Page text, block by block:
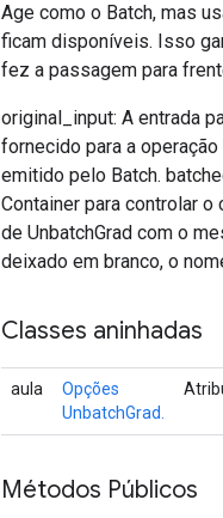
Age como o Batch, mas
ficam disponíveis. Isso
fez a passagem para
original_input: A entrada
fornecido para a
emitido pelo Batch.
Container para controlar
de UnbatchGrad com o
deixado em branco, o
Classes aninhadas
aula
Opções
UnbatchGrad.
Métodos Públicos